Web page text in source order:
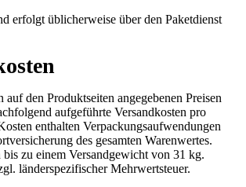
erfolgt üblicherweise über den Paketdienst
auf den Produktseiten angegebenen Preisen
aufgeführte Versandkosten pro
enthalten Verpackungsaufwendungen
des gesamten Warenwertes.
bis zu einem Versandgewicht von 31 kg.
länderspezifischer Mehrwertsteuer.